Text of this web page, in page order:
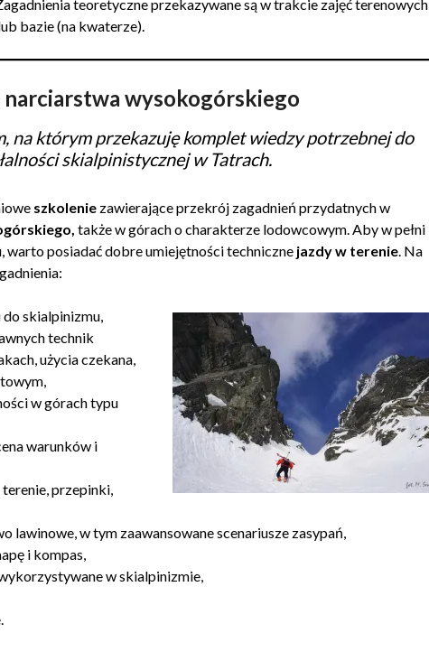
teoretyczne przekazywane są w trakcie zajęć terenowych
bazie (na kwaterze).
narciarstwa wysokogórskiego
na którym przekazuję komplet wiedzy potrzebnej do
skialpinistycznej w Tatrach.
szkolenie zawierające przekrój zagadnień przydatnych w
także w górach o charakterze lodowcowym. Aby w pełni
posiadać dobre umiejętności techniczne jazdy w terenie. Na
skialpinizmu,
technik
użycia czekana,
w górach typu
warunków i
przepinki,
w tym zaawansowane scenariusze zasypań,
i kompas,
w skialpinizmie,